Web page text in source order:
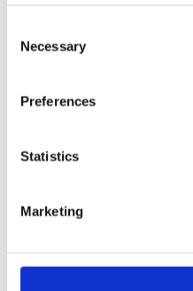
Selection
Necessary
Preferences
Statistics
Marketing